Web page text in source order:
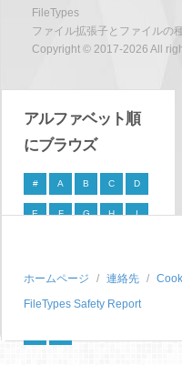
FileTypes
ファイル拡張子とファイルの
Copyright © 2017-2026 All
アルファベット順
にブラウズ
# A B C D
E F G H I
P Q R S
T U V W X
ホームページ 連絡先
FileTypes Safety Report